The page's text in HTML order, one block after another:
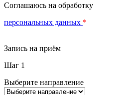
Соглашаюсь на обработку
персональных данных *
Запись на приём
Шаг 1
Выберите направление